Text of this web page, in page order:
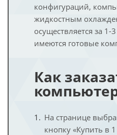
конфигураций,
жидкостным
осуществляется за 1-
имеются готовые
Как
На странице
кнопку «Купить в